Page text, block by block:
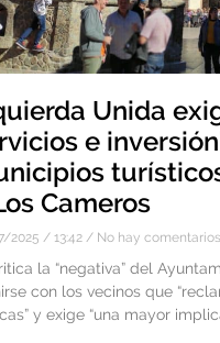
Unida
e
Cameros
2025 13:42 No hay comentarios
la “negativa” del
con los vecinos que
y exige “una mayor